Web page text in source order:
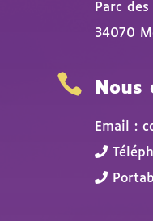
Parc
34070
 Nous
Email :